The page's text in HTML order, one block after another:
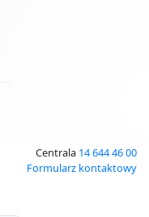
Centrala 14 644 46 00
Formularz kontaktowy